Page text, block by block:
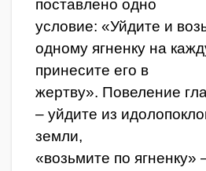
поставлено одно
условие: «Уйдите и
одному ягненку на
принесите его в
жертву». Повеление
– уйдите из
земли,
«возьмите по ягненку»